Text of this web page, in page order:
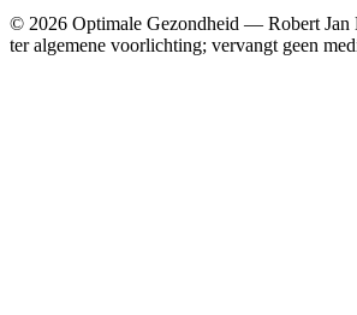
© 2026 Optimale Gezondheid — Robert Jan
ter algemene voorlichting; vervangt geen